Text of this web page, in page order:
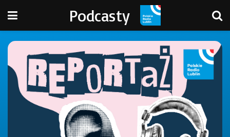
Podcasty